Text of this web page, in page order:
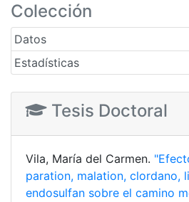
Colección
Datos
Estadísticas
Tesis Doctoral
Vila, María del Carmen.
paration, malation, clordano,
endosulfan sobre el camino